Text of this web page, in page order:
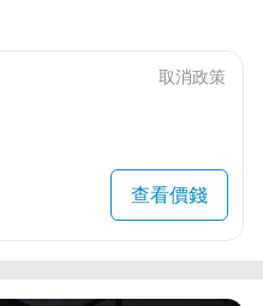
取消政策
查看價錢